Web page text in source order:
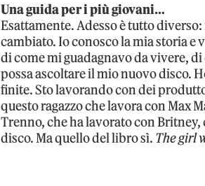
Una guida per i più giovani…
Esattamente. Adesso è tutto
cambiato. Io conosco la mia storia e
di come mi guadagnavo da vivere,
possa ascoltare il mio nuovo disco.
finite. Sto lavorando con dei
questo ragazzo che lavora con Max
Trenno, che ha lavorato con
disco. Ma quello del libro sì. The girl